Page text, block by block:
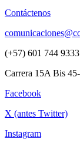
Contáctenos
(+57) 601 744 9333
Carrera 15A Bis
Facebook
X (antes Twitter)
Instagram